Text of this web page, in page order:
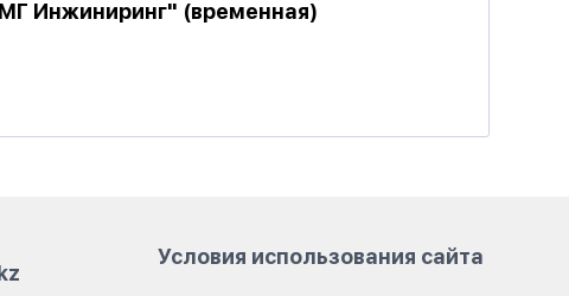
Инжиниринг" (временная)
Условия использования сайта